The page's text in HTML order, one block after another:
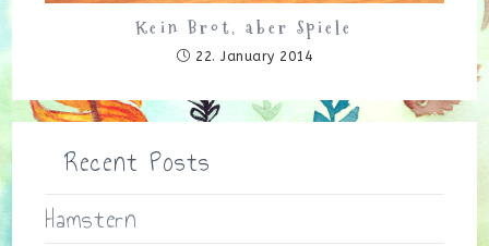
Kein Brot, aber Spiele
22. January 2014
Recent Posts
Hamstern